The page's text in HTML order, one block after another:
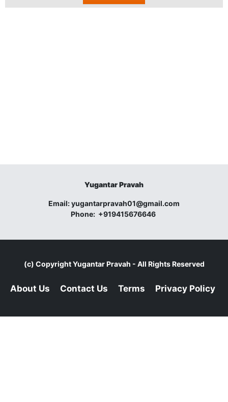
Yugantar Pravah
Email:yugantarpravah01@gmail.com
Phone: +919415676646
(c) CopyrightYugantar Pravah - All Rights Reserved
About Us Contact Us Terms Privacy Policy